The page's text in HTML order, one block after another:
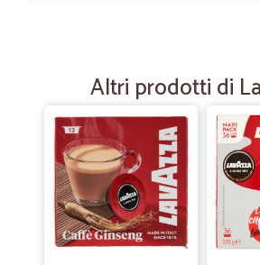
Prezzi ottimi e consegna velocissima
— Claudio T.
Questo e` stato il mio terzo acquisto
Questo e` stato il mio terzo acquisto e come
soddisfatto dall`ordine alla consegna.
Altri prodotti di